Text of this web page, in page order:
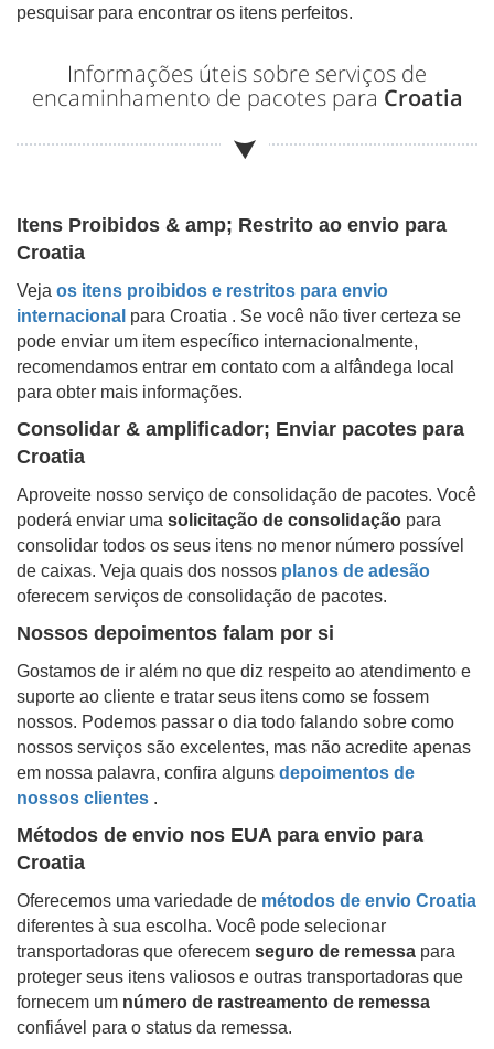
pesquisar para encontrar os itens perfeitos.
Informações úteis sobre serviços de
encaminhamento de pacotes para Croatia
Itens Proibidos & amp; Restrito ao envio para
Croatia
Veja os itens proibidos e restritos para envio
internacional para Croatia . Se você não tiver certeza se
pode enviar um item específico internacionalmente,
recomendamos entrar em contato com a alfândega local
para obter mais informações.
Consolidar & amplificador; Enviar pacotes para
Croatia
Aproveite nosso serviço de consolidação de pacotes. Você
poderá enviar uma solicitação de consolidação para
consolidar todos os seus itens no menor número possível
de caixas. Veja quais dos nossos planos de adesão
oferecem serviços de consolidação de pacotes.
Nossos depoimentos falam por si
Gostamos de ir além no que diz respeito ao atendimento e
suporte ao cliente e tratar seus itens como se fossem
nossos. Podemos passar o dia todo falando sobre como
nossos serviços são excelentes, mas não acredite apenas
em nossa palavra, confira alguns depoimentos de
nossos clientes .
Métodos de envio nos EUA para envio para
Croatia
Oferecemos uma variedade de métodos de envio Croatia
diferentes à sua escolha. Você pode selecionar
transportadoras que oferecem seguro de remessa para
proteger seus itens valiosos e outras transportadoras que
fornecem um número de rastreamento de remessa
confiável para o status da remessa.